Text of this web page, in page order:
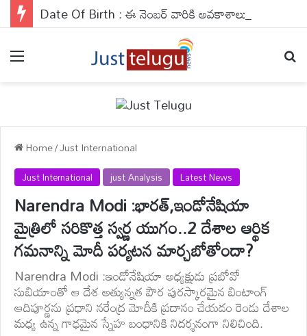
Home/Just International
Just International just Analysis Latest News
Narendra Modi :భారత్,ఇండోనేషియా
మైత్రిలో సరికొత్త స్వర్ణ యుగం..2 దేశాల ఆర్థిక
గమనాన్ని మోదీ పర్యటన మార్చబోతోందా?
Narendra Modi :ఇండోనేషియా అధ్యక్షుడు ప్రబోవో
సుబియాంతో ఆ దేశ అత్యున్నత పౌర పురస్కారమైన బింటాంగ్
ఆదిపూర్ణను ప్రధాని నరేంద్ర మోదీకి ప్రదానం చేయడం రెండు దేశాల
మధ్య ఉన్న గాఢమైన స్నేహ బంధానికి నిదర్శనంగా నిలిచింది.